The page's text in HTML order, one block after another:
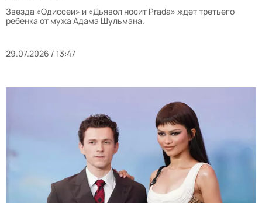
Звезда «Одиссеи» и «Дьявол носит Prada» ждет третьего
ребенка от мужа Адама Шульмана.
29.07.2026 / 13:47